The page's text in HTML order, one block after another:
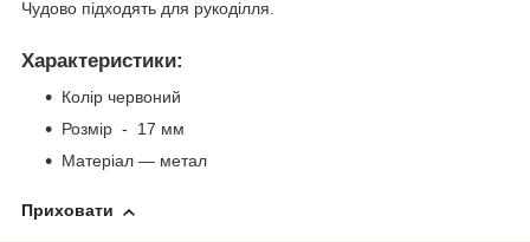
Чудово підходять для рукоділля.
Характеристики:
Колір червоний
Розмір - 17 мм
Матеріал — метал
Приховати